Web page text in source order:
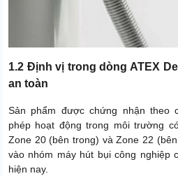
1.2 Định vị trong dòng ATEX
an toàn
Sản phẩm được chứng nhận theo
phép hoạt động trong môi trường
Zone 20 (bên trong) và Zone 22
vào nhóm máy hút bụi công nghiệp
hiện nay.